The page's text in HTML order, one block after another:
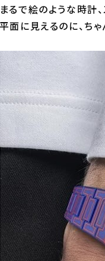
まるで絵のような時計
平面に見えるのに、ち